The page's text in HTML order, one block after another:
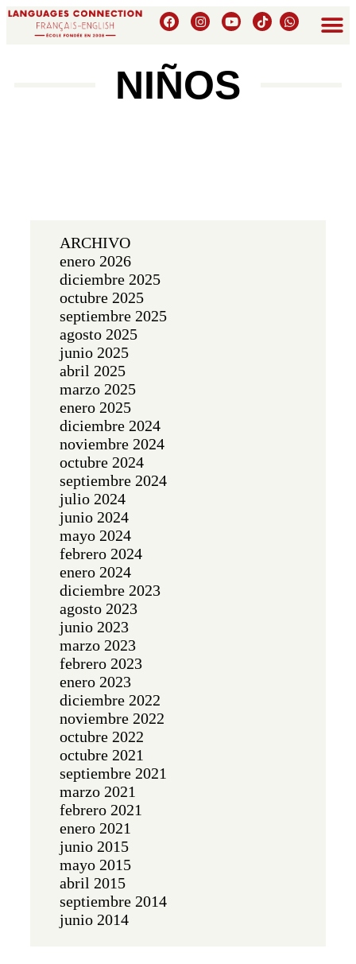
NIÑOS
ARCHIVO
enero 2026
diciembre 2025
octubre 2025
septiembre 2025
agosto 2025
junio 2025
abril 2025
marzo 2025
enero 2025
diciembre 2024
noviembre 2024
octubre 2024
septiembre 2024
julio 2024
junio 2024
mayo 2024
febrero 2024
enero 2024
diciembre 2023
agosto 2023
junio 2023
marzo 2023
febrero 2023
enero 2023
diciembre 2022
noviembre 2022
octubre 2022
octubre 2021
septiembre 2021
marzo 2021
febrero 2021
enero 2021
junio 2015
mayo 2015
abril 2015
septiembre 2014
junio 2014